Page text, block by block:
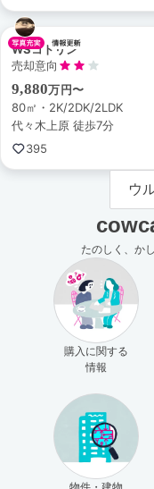
WSコトリン
売却意向
9,880万円〜
80㎡・2K/2DK/2LDK
代々木上原 徒歩7分
395
ウ
たのしく、か
購入に関する
情報